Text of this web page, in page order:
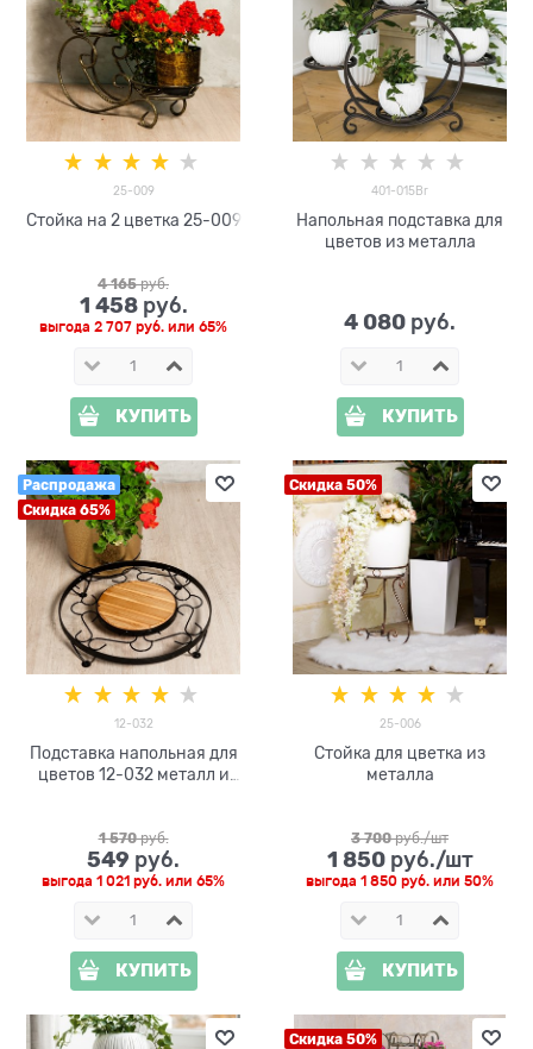
25-009
Стойка на 2 цветка 25-009
4 165 руб.
1 458 руб.
выгода 2 707 руб. или 65%
КУПИТЬ
401-015Br
Напольная подставка для
цветов из металла
4 080 руб.
КУПИТЬ
Распродажа
Скидка 65%
12-032
Подставка напольная для
цветов 12-032 металл и
1 570 руб.
549 руб.
выгода 1 021 руб. или 65%
КУПИТЬ
Скидка 50%
25-006
Стойка для цветка из
металла
3 700 руб./шт
1 850 руб./шт
выгода 1 850 руб. или 50%
КУПИТЬ
Скидка 50%